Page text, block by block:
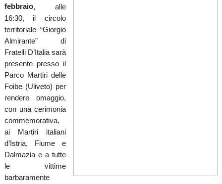
febbraio, alle
16:30, il circolo
territoriale “Giorgio
Almirante” di
Fratelli D’Italia sarà
presente presso il
Parco Martiri delle
Foibe (Uliveto) per
rendere omaggio,
con una cerimonia
commemorativa,
ai Martiri italiani
d’Istria, Fiume e
Dalmazia e a tutte
le vittime
barbaramente